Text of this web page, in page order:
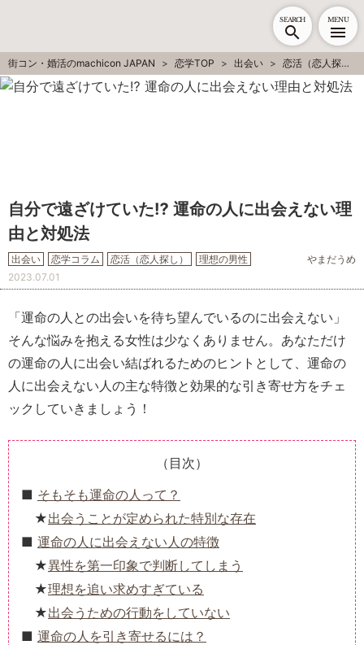
SEARCH MENU
街コン・婚活のmachicon JAPAN 恋学TOP 出会い 恋活（恋人探し）
自分で遠ざけていた⁉ 運命の人に出会えない理
由と対処法
出会い 恋学コラム 恋活（恋人探し） 理想の男性
やまだうめ
2023.07.01
「運命の人との出会いを待ち望んでいるのに出会えない」
そんな悩みを抱える女性は少なくありません。あなただけ
の運命の人に出会い結ばれるためのヒントとして、運命の
人に出会えない人の主な特徴と効果的な引き寄せ方をチェ
ックしていきましょう！
（目次）
そもそも運命の人って？
出会うことが定められた特別な存在
運命の人に出会えない人の特徴
異性を第一印象で判断してしまう
理想を追い求めすぎている
出会うための行動をしていない
運命の人を引き寄せるには？